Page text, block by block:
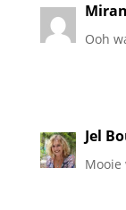
Ooh
Jel
Mooie